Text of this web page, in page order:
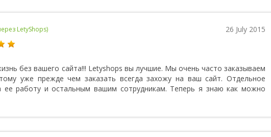
LetyShops)
26 July 2015
без вашего сайта!!! Letyshops вы лучшие. Мы очень часто заказываем
уже прежде чем заказать всегда захожу на ваш сайт. Отдельное
ее работу и остальным вашим сотрудникам. Теперь я знаю как можно